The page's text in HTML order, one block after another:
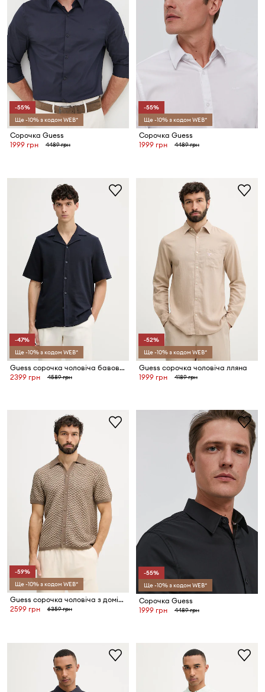
-55%
Ще -10% з кодом WEB*
Сорочка Guess
1999 грн
4489 грн
-55%
Ще -10% з кодом WEB*
Сорочка Guess
1999 грн
4489 грн
-47%
Ще -10% з кодом WEB*
Guess сорочка чоловіча бавовняна
2399 грн
4589 грн
-52%
Ще -10% з кодом WEB*
Guess сорочка чоловіча лляна
1999 грн
4189 грн
-59%
Ще -10% з кодом WEB*
Guess сорочка чоловіча з домішкою льону RYDEN
2599 грн
6359 грн
-55%
Ще -10% з кодом WEB*
Сорочка Guess
1999 грн
4489 грн